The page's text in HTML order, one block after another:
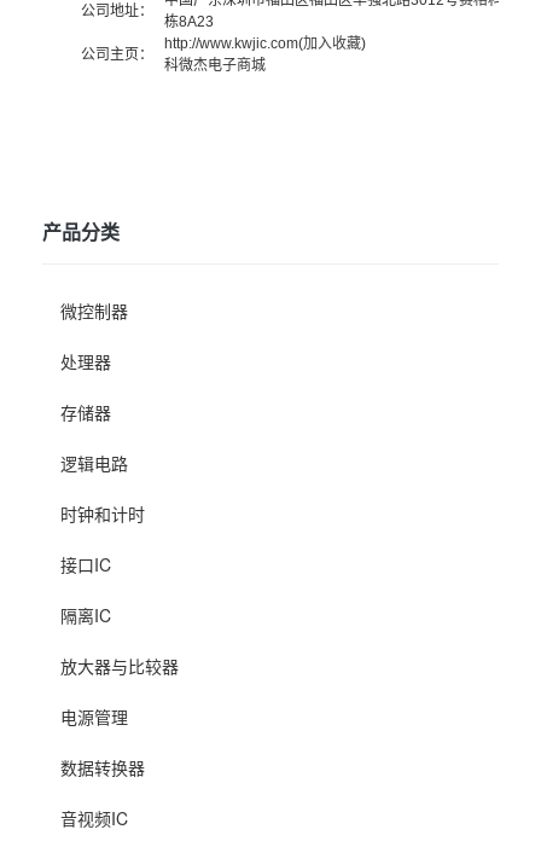
公司地址：
栋8A23
公司主页：
http://www.kwjic.com(加入收藏)
科微杰电子商城
产品分类
微控制器
处理器
存储器
逻辑电路
时钟和计时
接口IC
隔离IC
放大器与比较器
电源管理
数据转换器
音视频IC